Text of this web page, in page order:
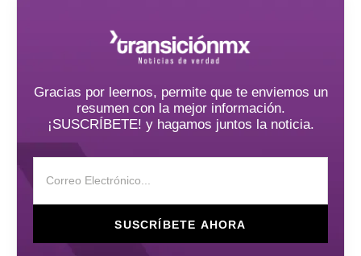
Gracias por leernos, permite que te enviemos un
resumen con la mejor información.
¡SUSCRÍBETE! y hagamos juntos la noticia.
SUSCRÍBETE AHORA